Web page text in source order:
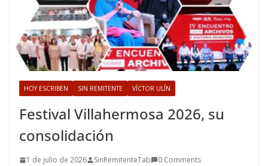
HOY ESCRIBEN SIN REMITENTE VÍCTOR ULÍN
Festival Villahermosa 2026, su
consolidación
1 de julio de 2026 SinRemitenteTab 0 Comments